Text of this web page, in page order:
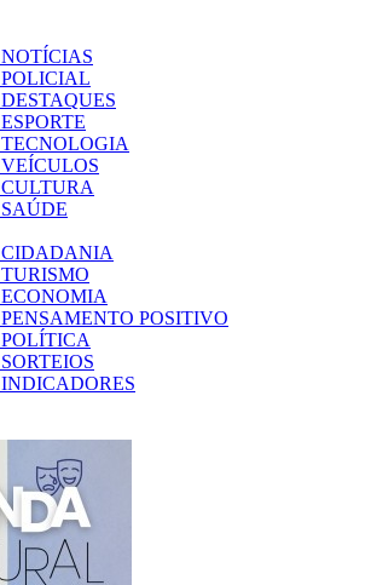
NOTÍCIAS
POLICIAL
DESTAQUES
ESPORTE
TECNOLOGIA
VEÍCULOS
CULTURA
SAÚDE
CIDADANIA
TURISMO
ECONOMIA
PENSAMENTO POSITIVO
POLÍTICA
SORTEIOS
INDICADORES